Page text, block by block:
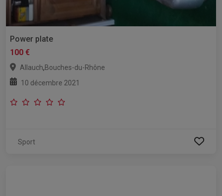
Power plate
100 €
Allauch,Bouches-du-Rhône
10 décembre 2021
Sport